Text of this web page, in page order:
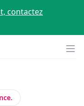
contactez